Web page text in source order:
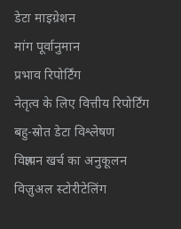
डेटा माइग्रेशन
मांग पूर्वानुमान
प्रभाव रिपोर्टिंग
नेतृत्व के लिए वित्तीय रिपोर्टिंग
बहु-स्रोत डेटा विश्लेषण
विज्ञापन खर्च का अनुकूलन
विज़ुअल स्टोरीटेलिंग